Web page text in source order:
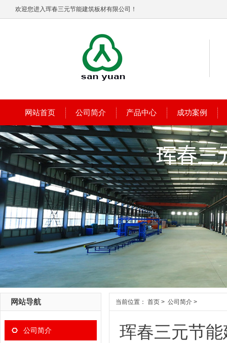
欢迎您进入珲春三元节能建筑板材有限公司！
网站首页 公司简介 产品中心 成功案例
网站导航
公司简介
当前位置： 首页 > 公司简介 >
珲春三元节